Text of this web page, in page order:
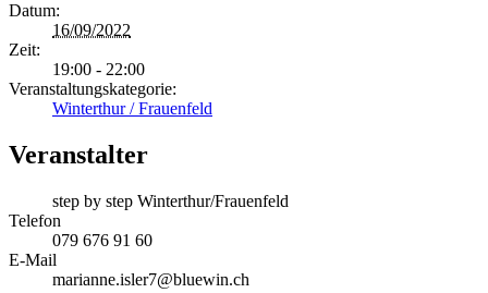
Datum:
16/09/2022
Zeit:
19:00 - 22:00
Veranstaltungskategorie:
Winterthur / Frauenfeld
Veranstalter
step by step Winterthur/Frauenfeld
Telefon
079 676 91 60
E-Mail
marianne.isler7@bluewin.ch